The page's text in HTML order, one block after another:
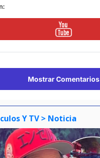
Mostrar Comentarios
Y TV > Noticia